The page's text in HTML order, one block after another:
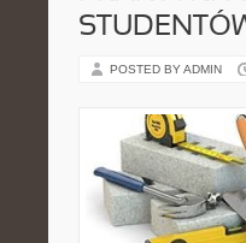
POSTED BY ADMIN